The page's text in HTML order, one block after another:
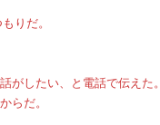
りだ。
がしたい、と電話で伝えた。
らだ。